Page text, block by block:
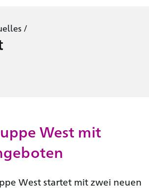
/
West mit
West startet mit zwei neuen